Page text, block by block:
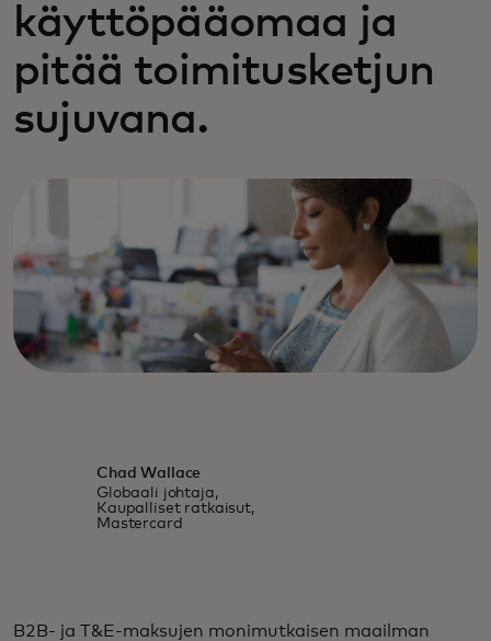
käyttöpääomaa ja
pitää toimitusketjun
sujuvana.
Chad Wallace
Globaali johtaja,
Kaupalliset ratkaisut,
Mastercard
B2B- ja T&E-maksujen monimutkaisen maailman